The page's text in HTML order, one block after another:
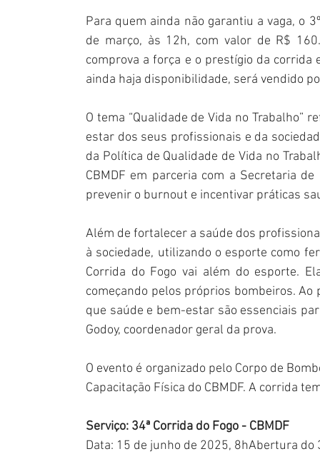
Para quem ainda não garantiu a vaga, o
de março, às 12h, com valor de R$
comprova a força e o prestígio da corrida
ainda haja disponibilidade, será vendido
O tema “Qualidade de Vida no Trabalho”
estar dos seus profissionais e da
da Política de Qualidade de Vida no
CBMDF em parceria com a Secretaria
prevenir o burnout e incentivar práticas
Além de fortalecer a saúde dos
à sociedade, utilizando o esporte como
Corrida do Fogo vai além do esporte.
começando pelos próprios bombeiros.
que saúde e bem-estar são essenciais
Godoy, coordenador geral da prova.
O evento é organizado pelo Corpo de
Capacitação Física do CBMDF. A corrida
Serviço: 34ª Corrida do Fogo - CBMDF
Data: 15 de junho de 2025, 8hAbertura